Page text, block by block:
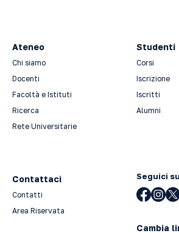
Ateneo
Chi siamo
Docenti
Facoltà e Istituti
Ricerca
Rete Universitarie
Studenti
Corsi
Iscrizione
Iscritti
Alumni
Contattaci
Contatti
Area Riservata
Seguici
Cambia